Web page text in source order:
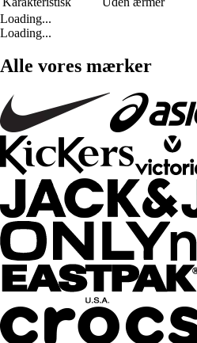
Loading...
Loading...
Alle vores mærker